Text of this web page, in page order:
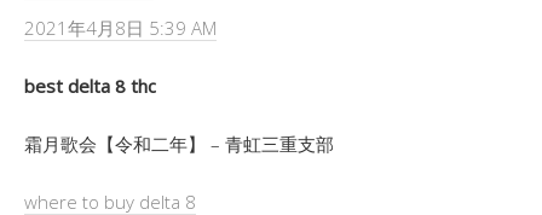
2021年4月8日 5:39 AM
best delta 8 thc
霜月歌会【令和二年】 – 青虹三重支部
where to buy delta 8